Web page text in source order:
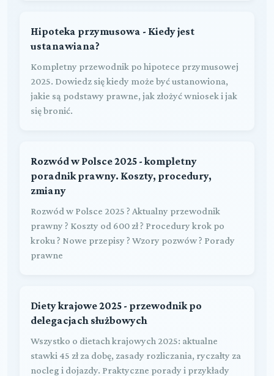
Hipoteka przymusowa - Kiedy jest
ustanawiana?
Kompletny przewodnik po hipotece przymusowej
2025. Dowiedz się kiedy może być ustanowiona,
jakie są podstawy prawne, jak złożyć wniosek i jak
się bronić.
Rozwód w Polsce 2025 - kompletny
poradnik prawny. Koszty, procedury,
zmiany
Rozwód w Polsce 2025 ? Aktualny przewodnik
prawny ? Koszty od 600 zł ? Procedury krok po
kroku ? Nowe przepisy ? Wzory pozwów ? Porady
prawne
Diety krajowe 2025 - przewodnik po
delegacjach służbowych
Wszystko o dietach krajowych 2025: aktualne
stawki 45 zł za dobę, zasady rozliczania, ryczałty za
nocleg i dojazdy. Praktyczne porady i przykłady